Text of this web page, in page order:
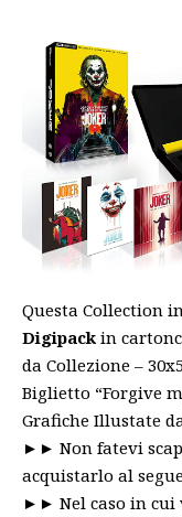
Questa Collection
Digipack in
da Collezione –
Biglietto “Forgive
Grafiche Illustate
►► Non fatevi
acquistarlo al
►► Nel caso in cui